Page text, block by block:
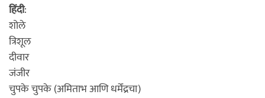
हिंदी:
शोले
त्रिशूल
दीवार
जंजीर
चुपके चुपके (अमिताभ आणि धर्मेंद्रचा)